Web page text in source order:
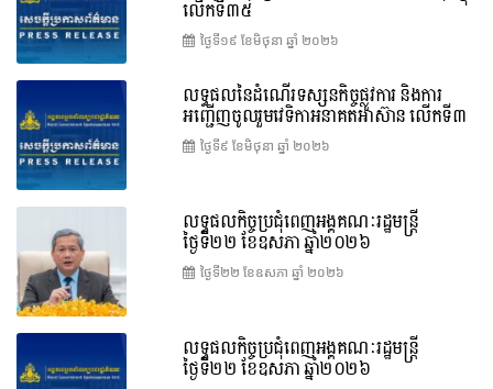
លើកទី៣៥
ថ្ងៃទី១៩ ខែ​មិថុនា ឆ្នាំ ២០២៦
លទ្ធផលនៃដំណើរទស្សនកិច្ចផ្លូវការ និងការ
អញ្ជើញចូលរួមវេទិកាអនាគតអាស៊ាន លើកទី៣
ថ្ងៃទី៩ ខែ​មិថុនា ឆ្នាំ ២០២៦
លទ្ធផលកិច្ចប្រជុំពេញអង្គគណៈរដ្ឋមន្ត្រី
ថ្ងៃទី២២ ខែឧសភា ឆ្នាំ២០២៦
ថ្ងៃទី២២ ខែ​ឧសភា ឆ្នាំ ២០២៦
លទ្ធផលកិច្ចប្រជុំពេញអង្គគណៈរដ្ឋមន្រ្តី
ថ្ងៃទី២២ ខែឧសភា ឆ្នាំ២០២៦